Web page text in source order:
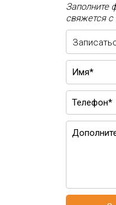
Заполните
свяжется